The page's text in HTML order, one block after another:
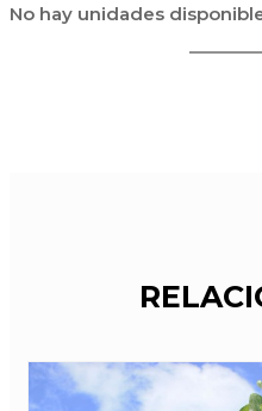
No hay unidades